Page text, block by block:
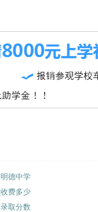
德中学
费多少
取分数